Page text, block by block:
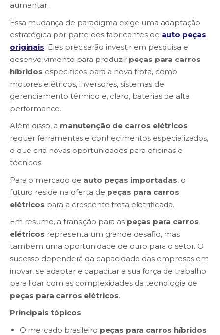
aumentar.
Essa mudança de paradigma exige uma adaptação
estratégica por parte dos fabricantes de auto peças
originais. Eles precisarão investir em pesquisa e
desenvolvimento para produzir peças para carros
híbridos específicos para a nova frota, como
motores elétricos, inversores, sistemas de
gerenciamento térmico e, claro, baterias de alta
performance.
Além disso, a manutenção de carros elétricos
requer ferramentas e conhecimentos especializados,
o que cria novas oportunidades para oficinas e
técnicos.
Para o mercado de auto peças importadas, o
futuro reside na oferta de peças para carros
elétricos para a crescente frota eletrificada.
Em resumo, a transição para as peças para carros
elétricos representa um grande desafio, mas
também uma oportunidade de ouro para o setor. O
sucesso dependerá da capacidade das empresas em
inovar, se adaptar e capacitar a sua força de trabalho
para lidar com as complexidades da tecnologia de
peças para carros elétricos.
Principais tópicos
O mercado brasileiro peças para carros híbridos